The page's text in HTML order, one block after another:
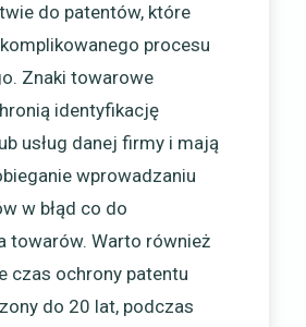
do patentów, które
procesu
Znaki towarowe
identyfikację
usług danej firmy i mają
wprowadzaniu
w błąd co do
towarów. Warto również
czas ochrony patentu
do 20 lat, podczas